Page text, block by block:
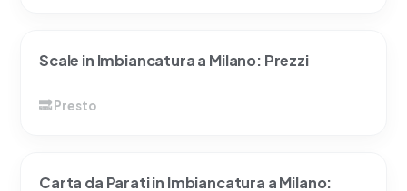
Scale in Imbiancatura a Milano: Prezzi
Carta da Parati in Imbiancatura a Milano: